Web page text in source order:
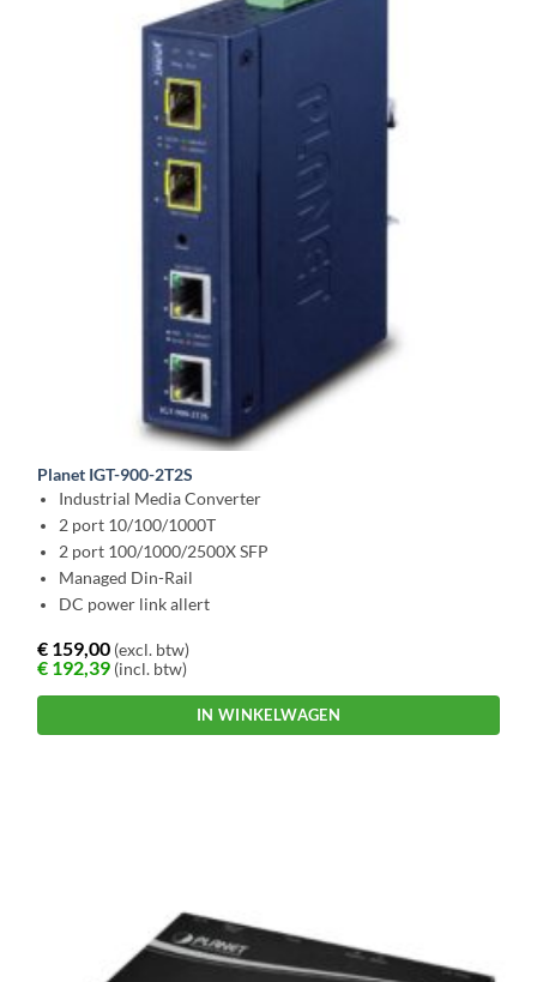
Planet IGT-900-2T2S
Industrial Media Converter
2 port 10/100/1000T
2 port 100/1000/2500X SFP
Managed Din-Rail
DC power link allert
€ 159,00 (excl. btw)
€ 192,39 (incl. btw)
IN WINKELWAGEN